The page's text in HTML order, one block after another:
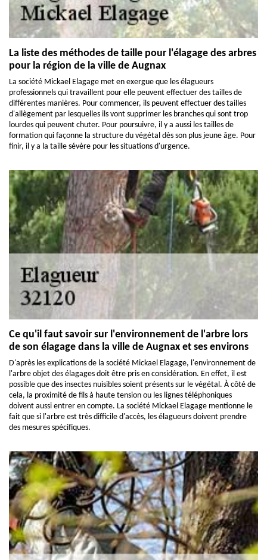
La liste des méthodes de taille pour l'élagage des arbres
pour la région de la ville de Augnax
La société Mickael Elagage met en exergue que les élagueurs
professionnels qui travaillent pour elle peuvent effectuer des tailles de
différentes manières. Pour commencer, ils peuvent effectuer des tailles
d'allègement par lesquelles ils vont supprimer les branches qui sont trop
lourdes qui peuvent chuter. Pour poursuivre, il y a aussi les tailles de
formation qui façonne la structure du végétal dès son plus jeune âge. Pour
finir, il y a la taille sévère pour les situations d'urgence.
Ce qu'il faut savoir sur l'environnement de l'arbre lors
de son élagage dans la ville de Augnax et ses environs
D'après les explications de la société Mickael Elagage, l'environnement de
l'arbre objet des élagages doit être pris en considération. En effet, il est
possible que des insectes nuisibles soient présents sur le végétal. À côté de
cela, la proximité de fils à haute tension ou les lignes téléphoniques
doivent aussi entrer en compte. La société Mickael Elagage mentionne le
fait que si l'arbre est très difficile d'accès, les élagueurs doivent prendre
des mesures spécifiques.